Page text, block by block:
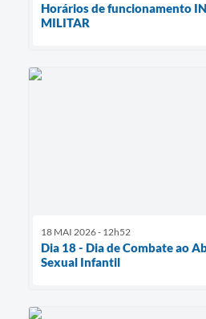
Horários de funcionamento
MILITAR
18 MAI 2026 - 12h52
Dia 18 - Dia de Combate ao
Sexual Infantil